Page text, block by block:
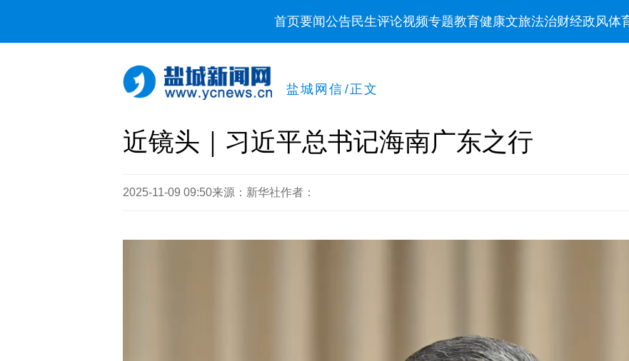
首页要闻公告民生评论视频专题教育健康文旅法治财经政风体
盐城网信 /正文
近镜头｜习近平总书记海南广东之行
2025-11-09 09:50来源：新华社作者：